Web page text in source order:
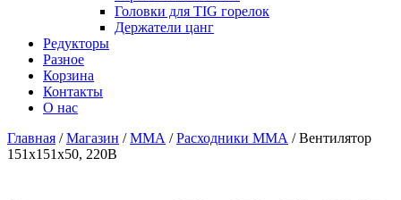
Головки для TIG горелок
Держатели цанг
Редукторы
Разное
Корзина
Контакты
О нас
Главная /Магазин /MMA /Расходники ММА / Вентилятор
151х151х50, 220В